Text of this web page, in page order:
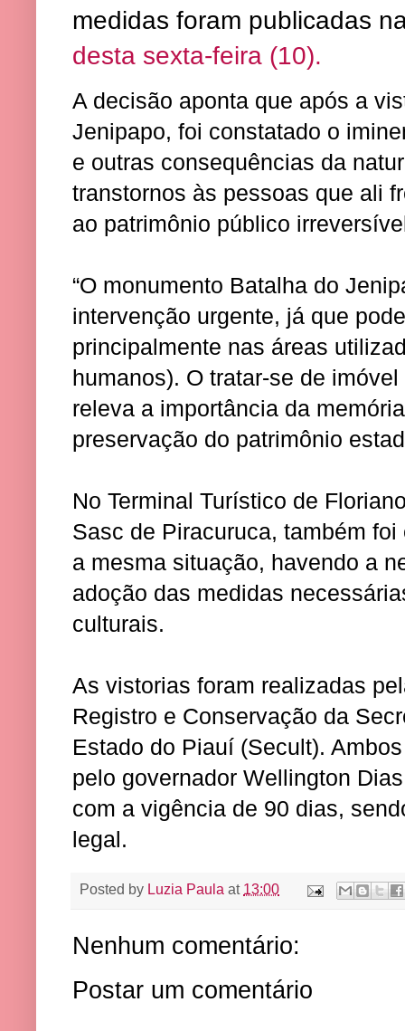
medidas foram publicadas
desta sexta-feira (10).
A decisão aponta que após a
Jenipapo, foi constatado o
e outras consequências da
transtornos às pessoas que ali
ao patrimônio público
“O monumento Batalha do
intervenção urgente, já que
principalmente nas áreas
humanos). O tratar-se de
releva a importância da
preservação do patrimônio
No Terminal Turístico de
Sasc de Piracuruca, também
a mesma situação, havendo a
adoção das medidas
culturais.
As vistorias foram realizadas
Registro e Conservação da
Estado do Piauí (Secult).
pelo governador Wellington
com a vigência de 90 dias,
legal.
Posted by Luzia Paula at 13:00
Nenhum comentário:
Postar um comentário